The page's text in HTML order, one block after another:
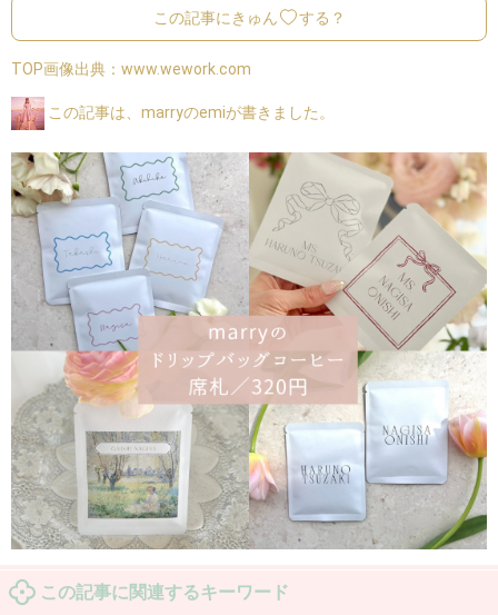
この記事にきゅん する？
TOP画像出典： www.wework.com
この記事は、marryのemiが書きました。
この記事に関連するキーワード